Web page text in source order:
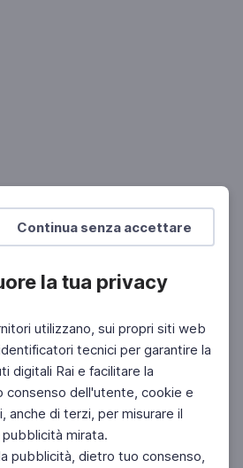
Continua senza accettare
la tua privacy
utilizzano, sui propri siti web
tecnici per garantire la
digitali Rai e facilitare la
consenso dell'utente, cookie e
anche di terzi, per misurare il
mirata.
pubblicità, dietro tuo consenso,